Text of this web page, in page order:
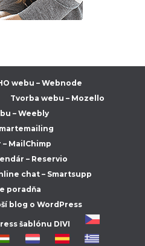
webu – Webnode
Tvorba webu – Mozello
– Weebly
MailChimp
– Reservio
chat – Smartsupp
poradňa
blog o WordPress
šablónu DIVI